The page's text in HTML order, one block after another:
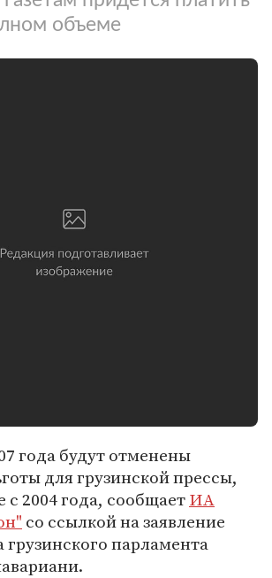
объеме
года будут отменены
для грузинской прессы,
2004 года, сообщаетИА
со ссылкой на заявление
грузинского парламента